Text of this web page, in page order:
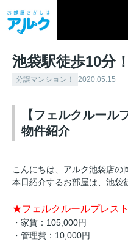
池袋駅徒歩10分
分譲マンション！ 2020.05.15
【フェルクルール
物件紹介
こんにちは、アルク池袋店
本日紹介するお部屋は、池袋
★フェルクルールプレス
・家賃：105,000円
・管理費：10,000円